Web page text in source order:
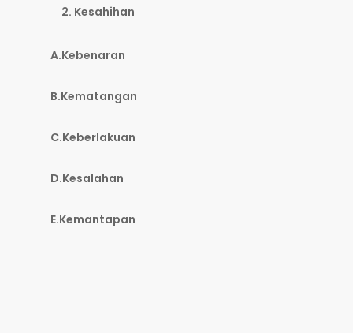
Kesahihan
A.Kebenaran
B.Kematangan
C.Keberlakuan
D.Kesalahan
E.Kemantapan